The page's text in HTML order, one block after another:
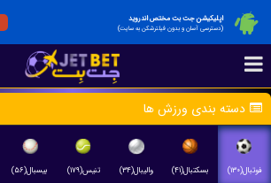
اپلیکیشن جت بت مختص اندروید
(دسترسی آسان و بدون فیلترشکن به سایت)
دسته بندی ورزش ها
فوتبال(۱۳۰) بسکتبال(۴۱) والیبال(۳۴) تنیس(۱۷۹) بیسبال(۵۶)